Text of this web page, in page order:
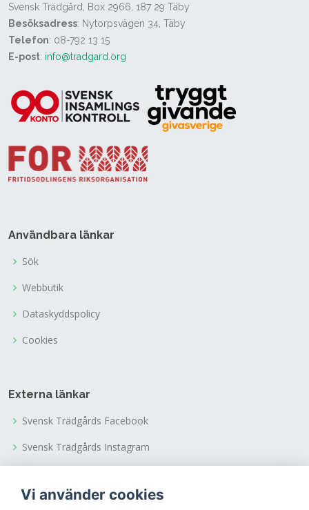
Svensk Trädgård, Box 2966, 187 29 Täby
Besöksadress: Nytorpsvägen 34, Täby
Telefon: 08-792 13 15
E-post: info@tradgard.org
Användbara länkar
Sök
Webbutik
Dataskyddspolicy
Cookies
Externa länkar
Svensk Trädgårds Facebook
Svensk Trädgårds Instagram
Tusen Trädgårdars Facebook
Vi använder cookies